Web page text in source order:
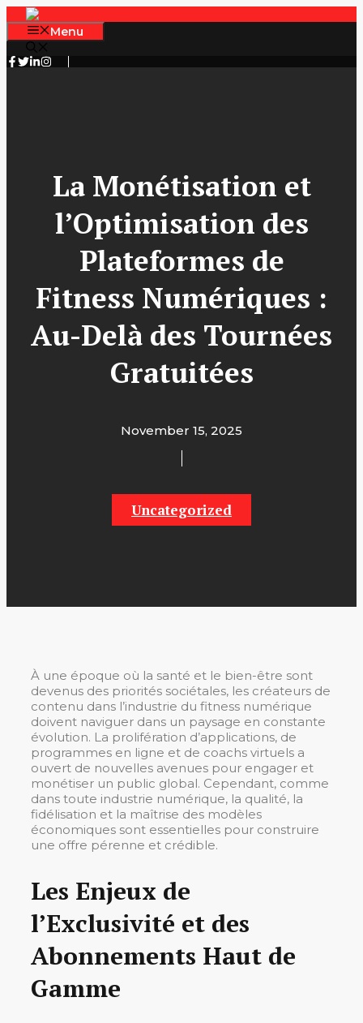
Skip
to
content
Menu
La Monétisation et
l’Optimisation des
Plateformes de
Fitness Numériques :
Au-Delà des Tournées
Gratuitées
November 15, 2025
Uncategorized
À une époque où la santé et le bien-être sont
devenus des priorités sociétales, les créateurs de
contenu dans l’industrie du fitness numérique
doivent naviguer dans un paysage en constante
évolution. La prolifération d’applications, de
programmes en ligne et de coachs virtuels a
ouvert de nouvelles avenues pour engager et
monétiser un public global. Cependant, comme
dans toute industrie numérique, la qualité, la
fidélisation et la maîtrise des modèles
économiques sont essentielles pour construire
une offre pérenne et crédible.
Les Enjeux de
l’Exclusivité et des
Abonnements Haut de
Gamme